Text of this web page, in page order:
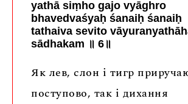
yathā siṃho gajo vyāghro
bhavedvaśyaḥ śanaiḥ śanaiḥ
tathaiva sevito
sādhakam ॥ 6॥
Як лев, слон і тигр
поступово, так і дихання